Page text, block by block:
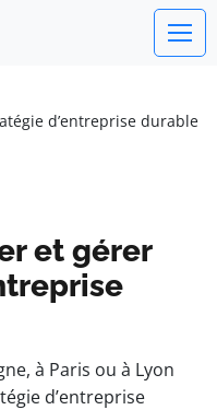
d’entreprise durable
et gérer
à Paris ou à Lyon
d’entreprise